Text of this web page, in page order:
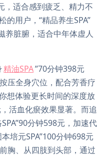
，适合感到疲乏、精力不
的用户，“精品养生SPA”
养脏腑，适合中年体虚人
精油SPA”70分钟398元
压全身穴位，配合芳香疗
想体验更长时间的深度放
活血化瘀效果显著。而追
分钟598元，加速代
培元SPA”100分钟698元
胸、从四肢到头部，通过